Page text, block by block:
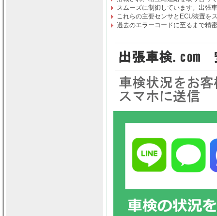
スムーズに制御しています。出張
これらの主要センサとECU装置を
過去のエラーコードに至るまで精